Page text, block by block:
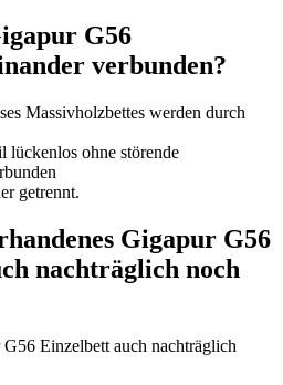
G56
verbunden?
Massivholzbettes werden durch
lückenlos ohne störende
getrennt.
Gigapur G56
nachträglich noch
Einzelbett auch nachträglich